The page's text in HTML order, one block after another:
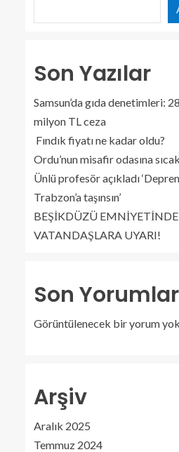
Son Yazılar
Samsun’da gıda denetimleri:
milyon TL ceza
Fındık fiyatı ne kadar oldu?
Ordu’nun misafir odasına
Ünlü profesör açıkladı
Trabzon’a taşınsın’
BEŞİKDÜZÜ
VATANDAŞLARA UYARI!
Son Yorumlar
Görüntülenecek bir yorum
Arşiv
Aralık 2025
Temmuz 2024